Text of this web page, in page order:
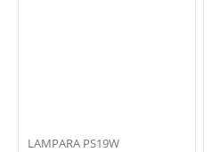
LAMPARA PS19W